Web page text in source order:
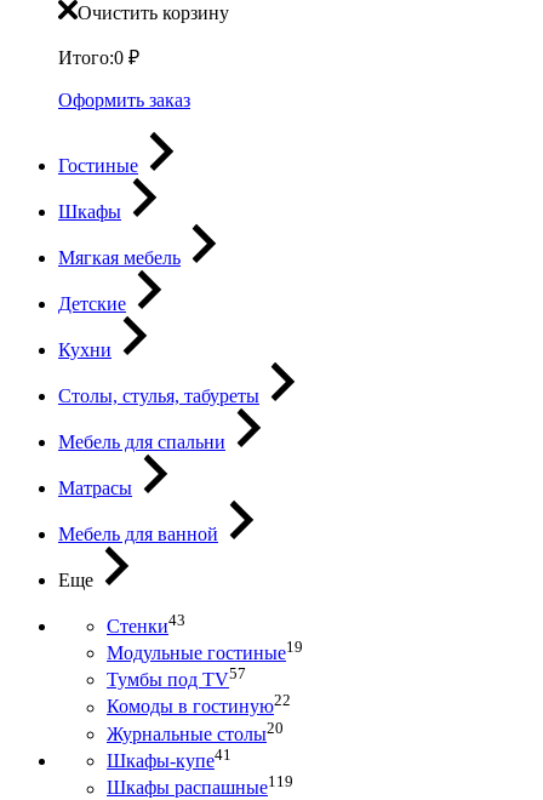
Очистить корзину
Итого:0 ₽
Оформить заказ
Гостиные
Шкафы
Мягкая мебель
Детские
Кухни
Столы, стулья, табуреты
Мебель для спальни
Матрасы
Мебель для ванной
Еще
Стенки43
Модульные гостиные19
Тумбы под ТV57
Комоды в гостиную22
Журнальные столы20
Шкафы-купе41
Шкафы распашные119